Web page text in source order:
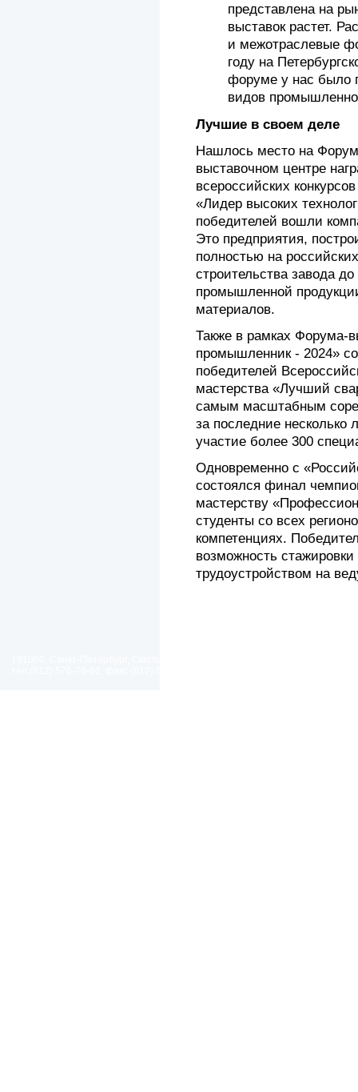
представлена на
выставок растет.
и межотраслевые
году на
форуме у нас было
видов
Лучшие в своем деле
Нашлось место на
выставочном центре
всероссийских
«Лидер высоких
победителей вошли
Это предприятия,
полностью на
строительства завода
промышленной
материалов.
Также в рамках Форума-
промышленник - 2024»
победителей
мастерства «Лучший
самым масштабным
за последние несколько
участие более 300
Одновременно с
состоялся финал
мастерству
студенты со всех
компетенциях.
возможность
трудоустройством на